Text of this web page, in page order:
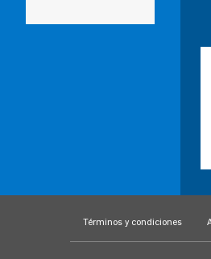
Términos y condiciones